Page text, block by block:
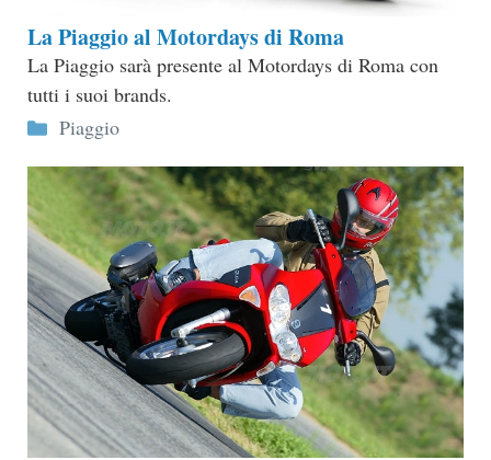
La Piaggio al Motordays di Roma
La Piaggio sarà presente al Motordays di Roma con
tutti i suoi brands.
Categorie
Piaggio